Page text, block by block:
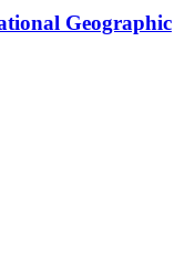
Geographic